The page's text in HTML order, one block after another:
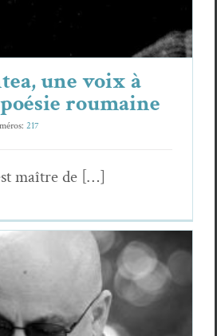
une voix à
roumaine
217
maître de […]